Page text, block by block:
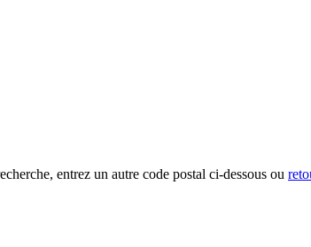
entrez un autre code postal ci-dessous ou